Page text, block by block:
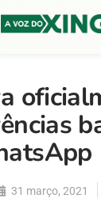
31 março, 2021